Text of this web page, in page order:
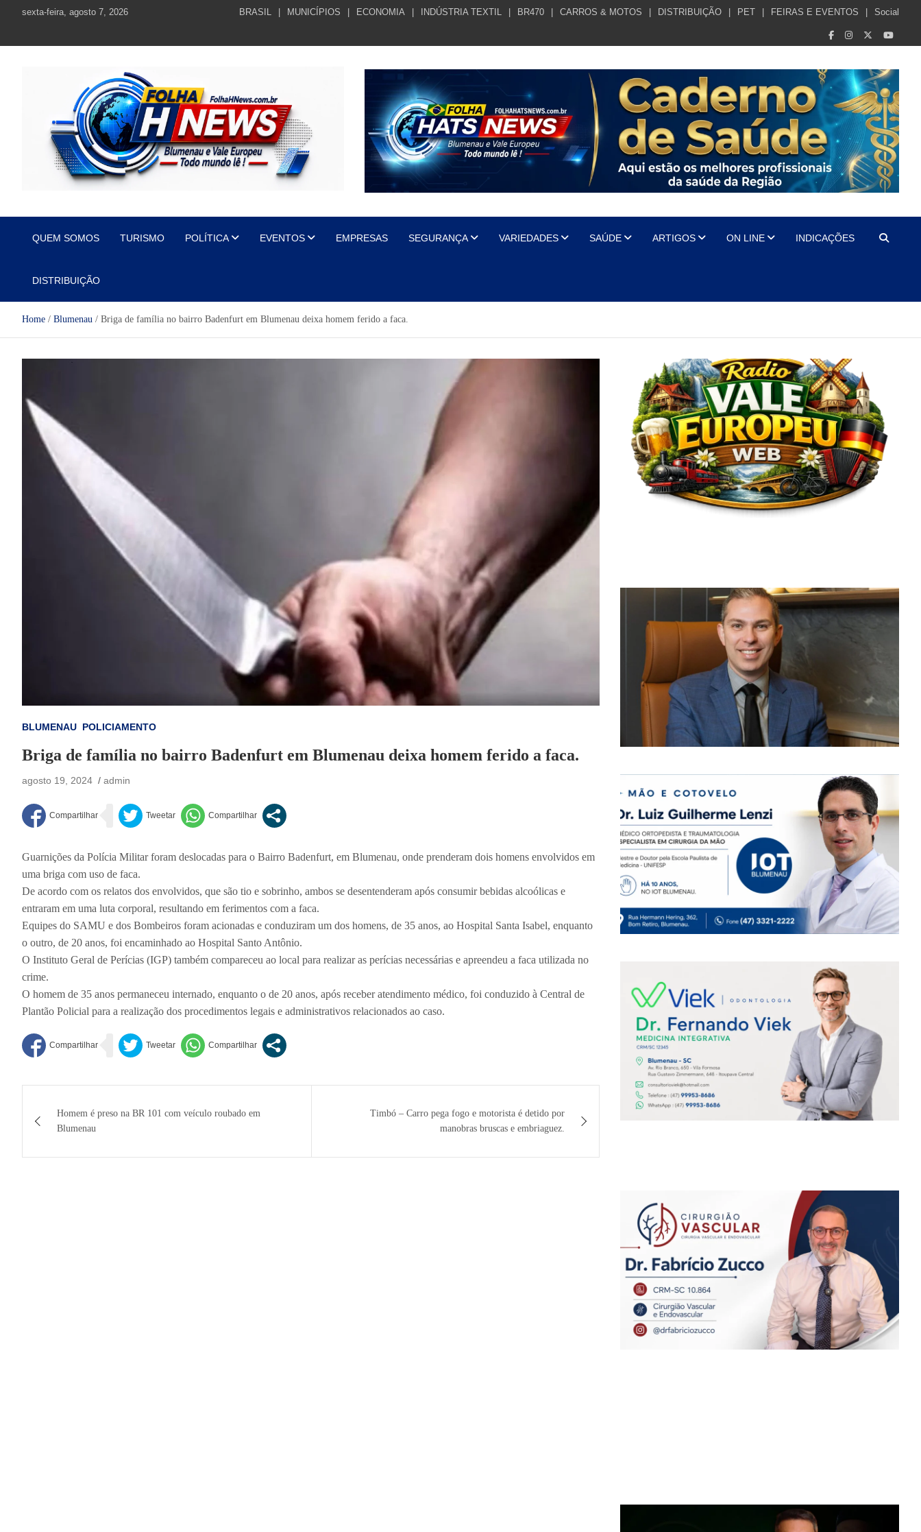
sexta-feira, agosto 7, 2026 BRASIL MUNICÍPIOS ECONOMIA INDÚSTRIA TEXTIL BR470 CARROS & MOTOS DISTRIBUIÇÃO PET FEIRAS E EVENTOS Social
QUEM SOMOS TURISMO POLÍTICA EVENTOS EMPRESAS SEGURANÇA VARIEDADES SAÚDE ARTIGOS ON LINE INDICAÇÕES
DISTRIBUIÇÃO
Home Blumenau Briga de família no bairro Badenfurt em Blumenau deixa homem ferido a faca.
BLUMENAU POLICIAMENTO
Briga de família no bairro Badenfurt em Blumenau deixa homem ferido a faca.
agosto 19, 2024 admin
Guarnições da Polícia Militar foram deslocadas para o Bairro Badenfurt, em Blumenau, onde prenderam dois homens envolvidos em
uma briga com uso de faca.
De acordo com os relatos dos envolvidos, que são tio e sobrinho, ambos se desentenderam após consumir bebidas alcoólicas e
entraram em uma luta corporal, resultando em ferimentos com a faca.
Equipes do SAMU e dos Bombeiros foram acionadas e conduziram um dos homens, de 35 anos, ao Hospital Santa Isabel, enquanto
o outro, de 20 anos, foi encaminhado ao Hospital Santo Antônio.
O Instituto Geral de Perícias (IGP) também compareceu ao local para realizar as perícias necessárias e apreendeu a faca utilizada no
crime.
O homem de 35 anos permaneceu internado, enquanto o de 20 anos, após receber atendimento médico, foi conduzido à Central de
Plantão Policial para a realização dos procedimentos legais e administrativos relacionados ao caso.
de
Post
Homem é preso na BR 101 com veículo roubado em
Blumenau
Timbó – Carro pega fogo e motorista é detido por
manobras bruscas e embriaguez.